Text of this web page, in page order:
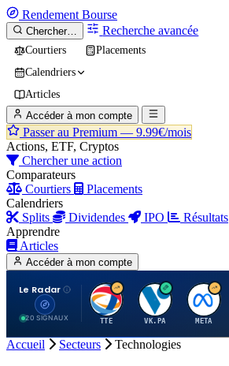
Rendement Bourse
Chercher… Recherche avancée
Courtiers
Placements
Calendriers
Articles
Accéder à mon compte
Passer au Premium — 9.99€/mois
Actions, ETF, Cryptos
Chercher une action
Comparateurs
Courtiers
Placements
Calendriers
Splits
Dividendes IPO
Résultats
Apprendre
Articles
Accéder à mon compte
Le Radar
20 SIGNAUX
T
TTE
V
VK.PA
M
META
Accueil Secteurs Technologies